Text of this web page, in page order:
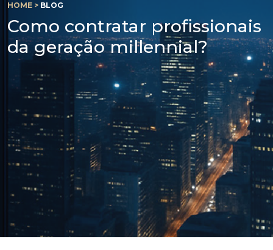
HOME > BLOG
Como contratar profissionais
da geração millennial?